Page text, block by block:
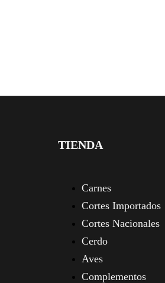
TIENDA
Carnes
Cortes Importados
Cortes Nacionales
Cerdo
Aves
Complementos